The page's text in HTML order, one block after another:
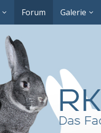
Forum Galerie